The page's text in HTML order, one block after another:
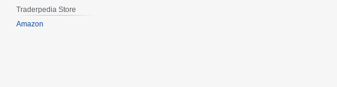
Traderpedia Store
Amazon